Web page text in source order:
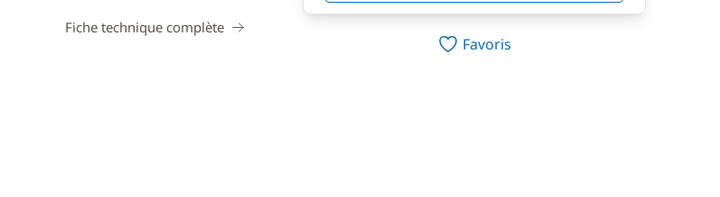
Fiche technique complète
Favoris